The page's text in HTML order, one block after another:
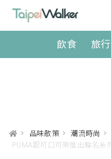
飲食 旅行
> 品味散策 > 潮流時尚 >